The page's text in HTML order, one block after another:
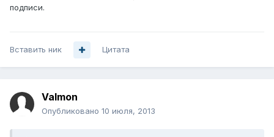
подписи.
Вставить ник Цитата
Valmon
Опубликовано 10 июля, 2013